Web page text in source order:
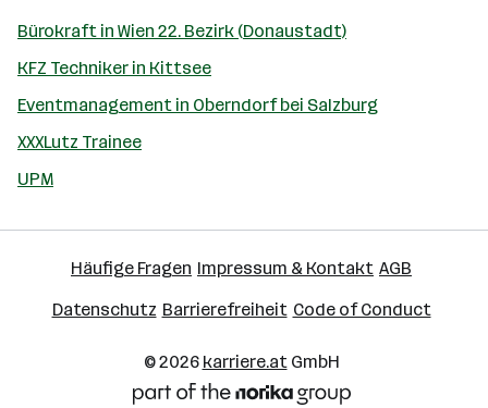
Bürokraft in Wien 22. Bezirk (Donaustadt)
KFZ Techniker in Kittsee
Eventmanagement in Oberndorf bei Salzburg
XXXLutz Trainee
UPM
Häufige Fragen Impressum & Kontakt AGB
Datenschutz Barrierefreiheit Code of Conduct
© 2026 karriere.at GmbH